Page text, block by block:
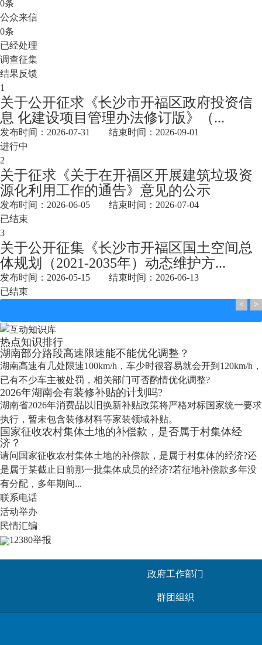
0条
公众来信
0条
已经处理
调查征集
结果反馈
1
关于公开征求《长沙市开福区政府投资信
息 化建设项目管理办法修订版》（...
发布时间：2026-07-31 结束时间：2026-09-01
进行中
2
关于征求《关于在开福区开展建筑垃圾资
源化利用工作的通告》意见的公示
发布时间：2026-06-05 结束时间：2026-07-04
已结束
3
关于公开征集《长沙市开福区国土空间总
体规划（2021-2035年）动态维护方...
发布时间：2026-05-15 结束时间：2026-06-13
已结束
< >
热点知识排行
湖南部分路段高速限速能不能优化调整？
湖南高速有几处限速100km/h，车少时很容易就会开到120km/h，
已有不少车主被处罚，相关部门可否酌情优化调整?
2026年湖南会有装修补贴的计划吗?
湖南省2026年消费品以旧换新补贴政策将严格对标国家统一要求
执行，暂未包含装修材料等家装领域补贴。
国家征收农村集体土地的补偿款，是否属于村集体经
济？
请问国家征收农村集体土地的补偿款，是属于村集体的经济?还
是属于某截止日前那一批集体成员的经济?若征地补偿款多年没
有分配，多年期间...
联系电话
活动举办
民情汇编
12380举报
政府工作部门
群团组织